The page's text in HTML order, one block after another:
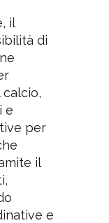
il
di
calcio,
e
per
il
e